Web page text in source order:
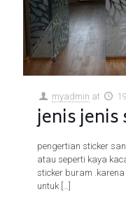
myadmin at
jenis jenis
pengertian sticker
atau seperti kaya
sticker buram
untuk […]